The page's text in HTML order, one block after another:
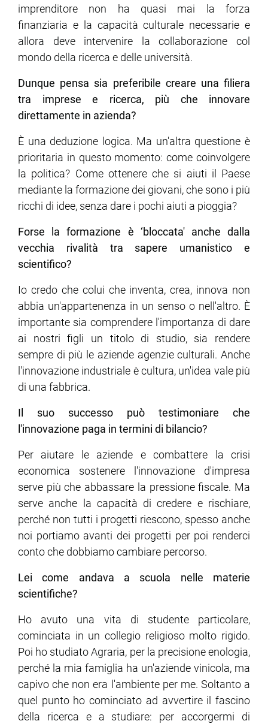
imprenditore non ha quasi mai la forza
finanziaria e la capacità culturale necessarie e
allora deve intervenire la collaborazione col
mondo della ricerca e delle università.
Dunque pensa sia preferibile creare una filiera
tra imprese e ricerca, più che innovare
direttamente in azienda?
È una deduzione logica. Ma un'altra questione è
prioritaria in questo momento: come coinvolgere
la politica? Come ottenere che si aiuti il Paese
mediante la formazione dei giovani, che sono i più
ricchi di idee, senza dare i pochi aiuti a pioggia?
Forse la formazione è ‘bloccata' anche dalla
vecchia rivalità tra sapere umanistico e
scientifico?
Io credo che colui che inventa, crea, innova non
abbia un'appartenenza in un senso o nell'altro. È
importante sia comprendere l'importanza di dare
ai nostri figli un titolo di studio, sia rendere
sempre di più le aziende agenzie culturali. Anche
l'innovazione industriale è cultura, un'idea vale più
di una fabbrica.
Il suo successo può testimoniare che
l'innovazione paga in termini di bilancio?
Per aiutare le aziende e combattere la crisi
economica sostenere l'innovazione d'impresa
serve più che abbassare la pressione fiscale. Ma
serve anche la capacità di credere e rischiare,
perché non tutti i progetti riescono, spesso anche
noi portiamo avanti dei progetti per poi renderci
conto che dobbiamo cambiare percorso.
Lei come andava a scuola nelle materie
scientifiche?
Ho avuto una vita di studente particolare,
cominciata in un collegio religioso molto rigido.
Poi ho studiato Agraria, per la precisione enologia,
perché la mia famiglia ha un'aziende vinicola, ma
capivo che non era l'ambiente per me. Soltanto a
quel punto ho cominciato ad avvertire il fascino
della ricerca e a studiare: per accorgermi di